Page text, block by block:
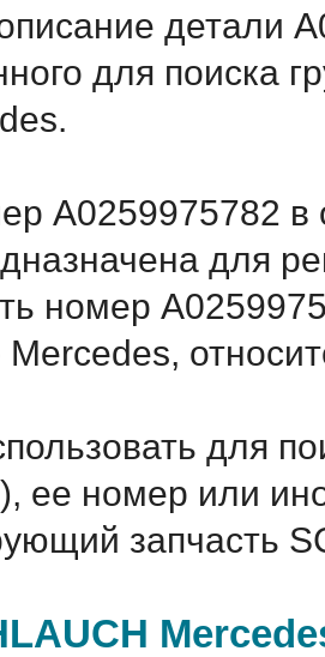
детали
для поиска
A0259975782 в
для
номер
для
ее номер или
запчасть